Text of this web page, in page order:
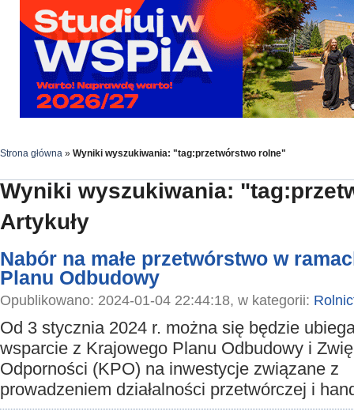
Strona główna » Wyniki wyszukiwania: "tag:przetwórstwo rolne"
Wyniki wyszukiwania:
Artykuły
Nabór na małe przetwórstwo w
Planu Odbudowy
Opublikowano: 2024-01-04 22:44:18, w kategorii:
Od 3 stycznia 2024 r. można się będzie
wsparcie z Krajowego Planu Odbudowy i
Odporności (KPO) na inwestycje związane z
prowadzeniem działalności przetwórczej i